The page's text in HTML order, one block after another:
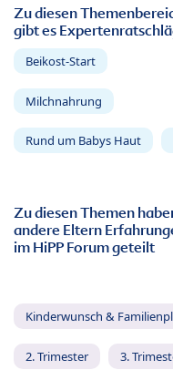
Zu diesen
gibt es
Beikost-Start
Milchnahrung
Rund um Babys Haut
Zu diesen Themen
andere Eltern
im HiPP Forum geteilt
Kinderwunsch &
2. Trimester 3.